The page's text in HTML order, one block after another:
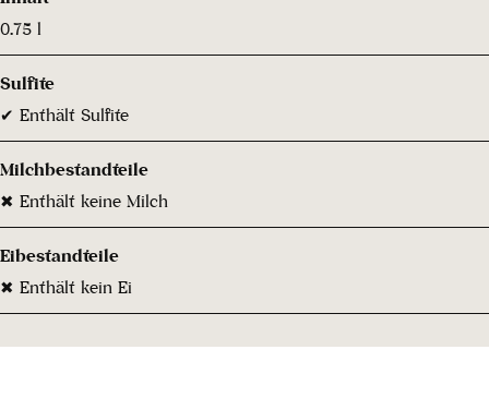
0.75 l
Sulfite
✔ Enthält Sulfite
Milchbestandteile
✖ Enthält keine Milch
Eibestandteile
✖ Enthält kein Ei